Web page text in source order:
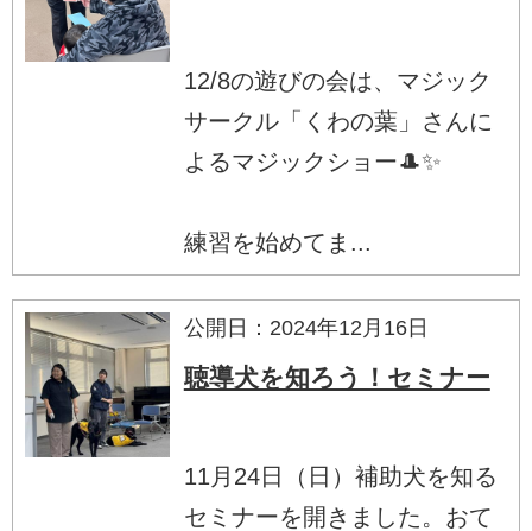
12/8の遊びの会は、マジック
サークル「くわの葉」さんに
よるマジックショー🎩✨️
練習を始めてま...
公開日：2024年12月16日
聴導犬を知ろう！セミナー
11月24日（日）補助犬を知る
セミナーを開きました。おて